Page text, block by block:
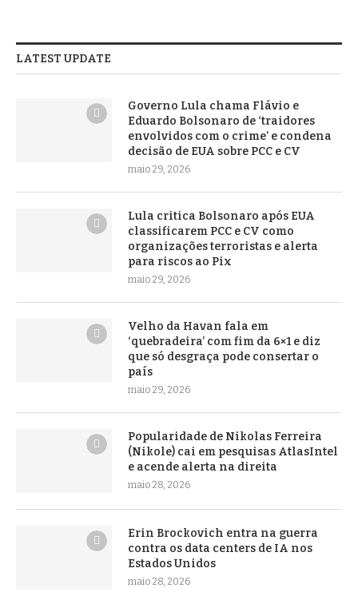
LATEST UPDATE
Governo Lula chama Flávio e
Eduardo Bolsonaro de ‘traidores
envolvidos com o crime’ e condena
decisão de EUA sobre PCC e CV
maio 29, 2026
Lula critica Bolsonaro após EUA
classificarem PCC e CV como
organizações terroristas e alerta
para riscos ao Pix
maio 29, 2026
Velho da Havan fala em
‘quebradeira’ com fim da 6×1 e diz
que só desgraça pode consertar o
país
maio 29, 2026
Popularidade de Nikolas Ferreira
(Nikole) cai em pesquisas AtlasIntel
e acende alerta na direita
maio 28, 2026
Erin Brockovich entra na guerra
contra os data centers de IA nos
Estados Unidos
maio 28, 2026